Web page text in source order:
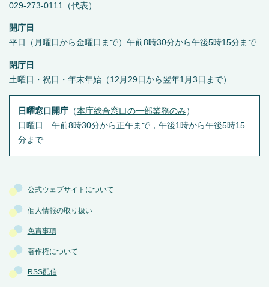
公式ウェブサイトについて
個人情報の取り扱い
免責事項
著作権について
RSS配信
029-273-0111（代表）
開庁日
平日（月曜日から金曜日まで）午前8時30分から午後5時15分まで
閉庁日
土曜日・祝日・年末年始（12月29日から翌年1月3日まで）
日曜窓口開庁（本庁総合窓口の一部業務のみ ）
日曜日 午前8時30分から正午まで，午後1時から午後5時15
分まで